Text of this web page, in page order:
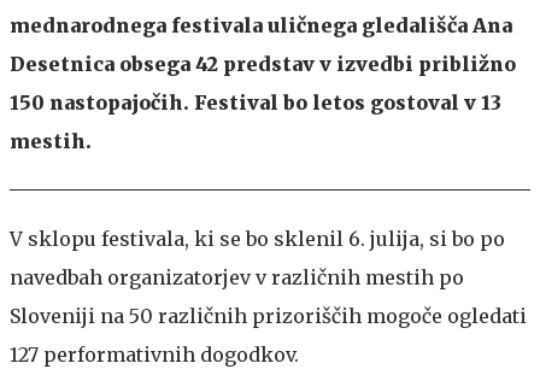
mednarodnega festivala uličnega gledališča Ana
Desetnica obsega 42 predstav v izvedbi približno
150 nastopajočih. Festival bo letos gostoval v 13
mestih.
V sklopu festivala, ki se bo sklenil 6. julija, si bo po
navedbah organizatorjev v različnih mestih po
Sloveniji na 50 različnih prizoriščih mogoče ogledati
127 performativnih dogodkov.